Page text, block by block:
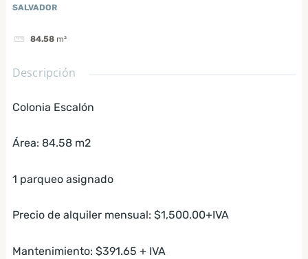
SALVADOR
84.58 m²
Descripción
Colonia Escalón
Área: 84.58 m2
1 parqueo asignado
Precio de alquiler mensual: $1,500.00+IVA
Mantenimiento: $391.65 + IVA